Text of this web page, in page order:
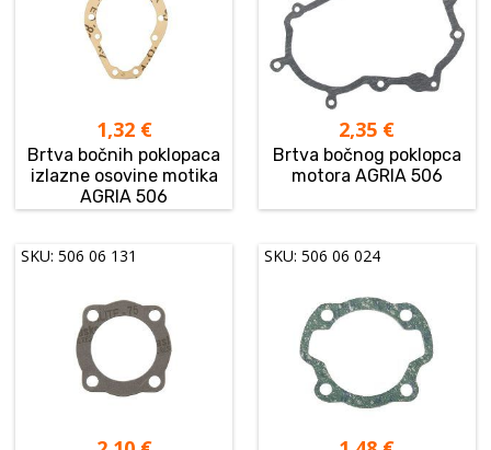
1,32 €
Brtva bočnih poklopaca
izlazne osovine motika
AGRIA 506
2,35 €
Brtva bočnog poklopca
motora AGRIA 506
SKU: 506 06 131 SKU: 506 06 024